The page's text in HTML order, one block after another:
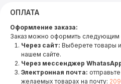
ОПЛАТА
Оформление заказа:
Заказ можно оформить следующим
Через сайт: Выберете товары
нашем сайте.
Через мессенджер
Электронная почта:
желаемых товарах на почту: